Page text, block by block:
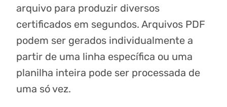
arquivo para produzir diversos
certificados em segundos. Arquivos PDF
podem ser gerados individualmente a
partir de uma linha específica ou uma
planilha inteira pode ser processada de
uma só vez.